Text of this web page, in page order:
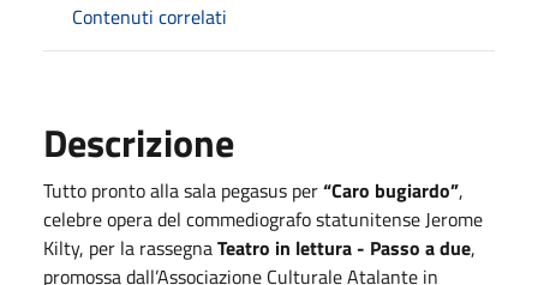
Contenuti correlati
Descrizione
Tutto pronto alla sala pegasus per“Caro bugiardo”,
celebre opera del commediografo statunitense Jerome
Kilty, per la rassegnaTeatro in lettura - Passo a due,
promossa dall’Associazione Culturale Atalante in